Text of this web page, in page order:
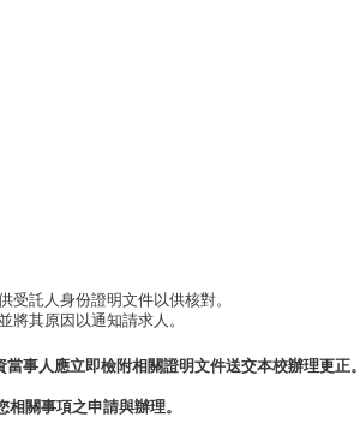
託人身份證明文件以供核對。
其原因以通知請求人。
事人應立即檢附相關證明文件送交本校辦理更正。
關事項之申請與辦理。